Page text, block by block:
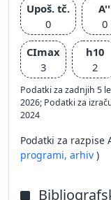
Upoš. tč.
0
A''
0
CImax
3
h10
2
Podatki za zadnjih 5
2026; Podatki za
2024
Podatki za razpise
programi, arhiv )